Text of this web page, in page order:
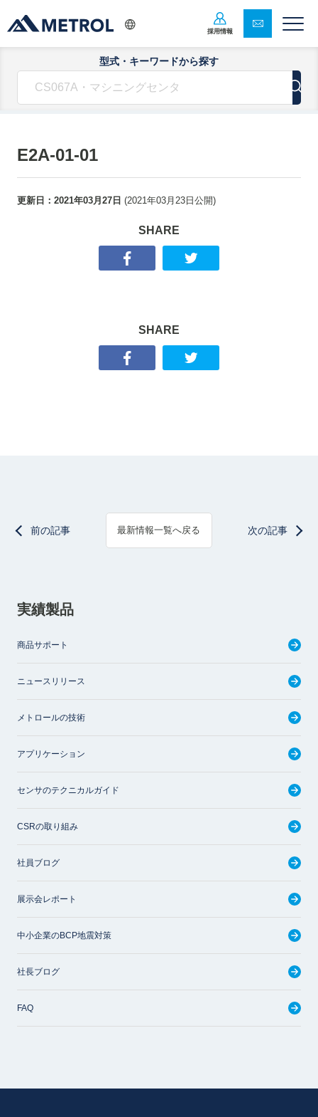
採用情報
型式・キーワードから探す
E2A-01-01
更新日： 2021年03月27日 (2021年03月23日 公開)
SHARE
SHARE
前の記事 最新情報一覧へ戻る 次の記事
実績製品
商品サポート
ニュースリリース
メトロールの技術
アプリケーション
センサのテクニカルガイド
CSRの取り組み
社員ブログ
展示会レポート
中小企業のBCP地震対策
社長ブログ
FAQ